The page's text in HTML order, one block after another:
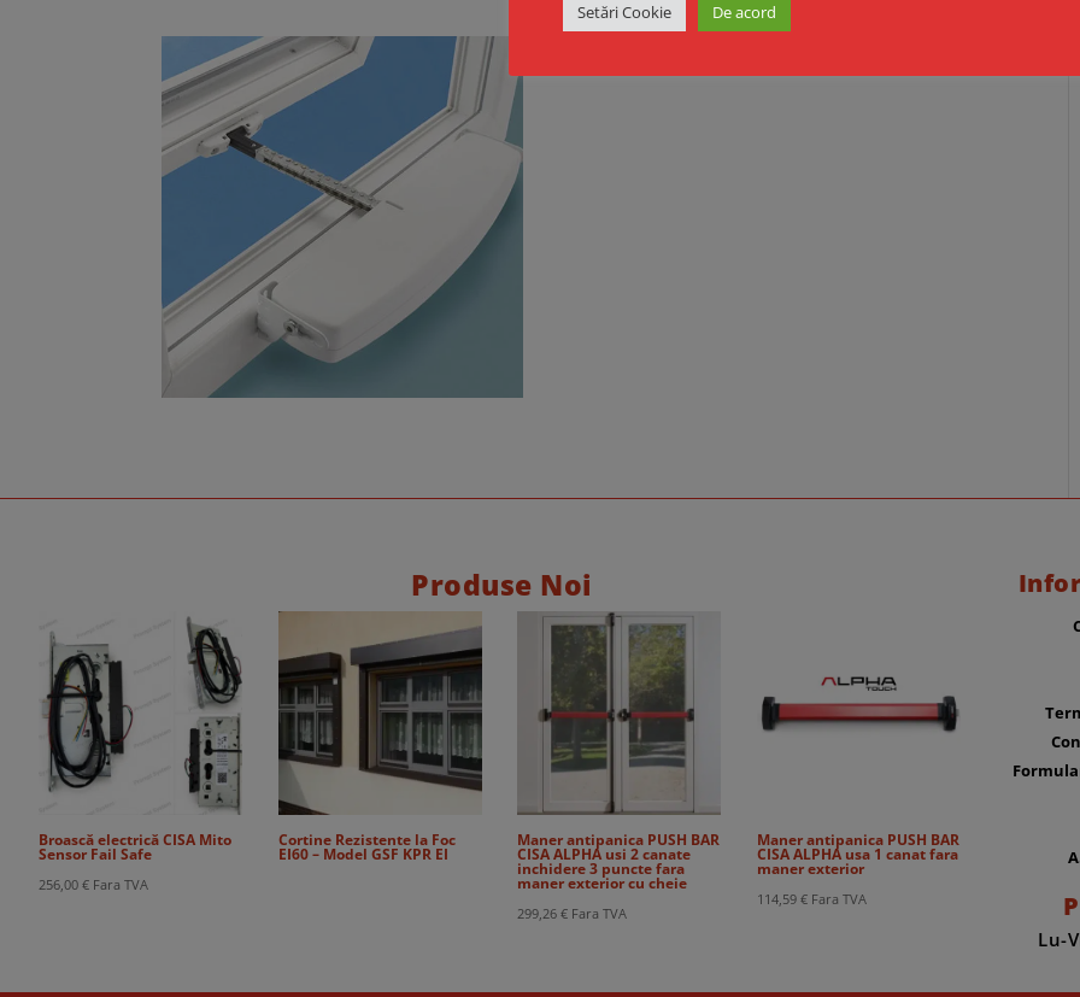
Produse Noi
Broască electrică CISA Mito
Sensor Fail Safe
256,00 € Fara TVA
Cortine Rezistente la Foc
EI60 – Model GSF KPR EI
Maner antipanica PUSH BAR
CISA ALPHA usi 2 canate
inchidere 3 puncte fara
maner exterior cu cheie
299,26€ Fara TVA
Maner antipanica PUSH BAR
CISA ALPHA usa 1 canat fara
maner exterior
114,59 € Fara TVA
Lu-
Setări Cookie De acord